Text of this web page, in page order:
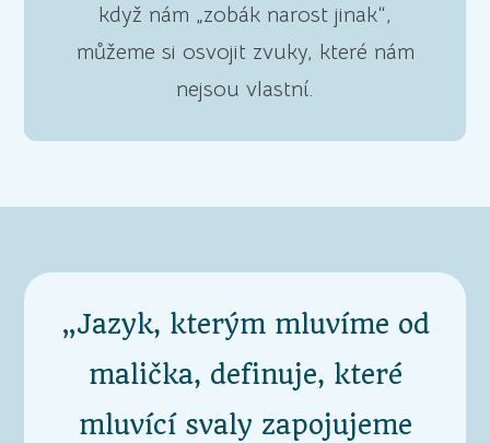
když nám „zobák narost jinak“,
můžeme si osvojit zvuky, které nám
nejsou vlastní.
„Jazyk, kterým mluvíme od
malička, definuje, které
mluvící svaly zapojujeme